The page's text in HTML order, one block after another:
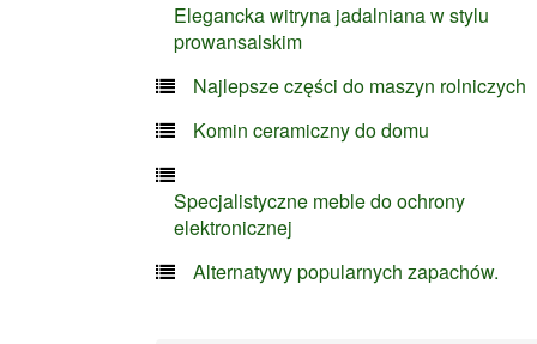
Elegancka witryna jadalniana w stylu
prowansalskim
Najlepsze części do maszyn rolniczych
Komin ceramiczny do domu
Specjalistyczne meble do ochrony
elektronicznej
Alternatywy popularnych zapachów.